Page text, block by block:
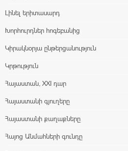
Լինել երիտասարդ
Խորհուրդներ հոգեբանից
Կիրակնօրյա ընթերցանություն
Կրթություն
Հայաստան, XXI դար
Հայաստանի գյուղերը
Հայաստանի քաղաքները
Հայոց Անմահների գունդը